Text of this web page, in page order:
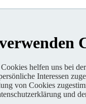
helfen uns bei
Interessen
von Cookies
und